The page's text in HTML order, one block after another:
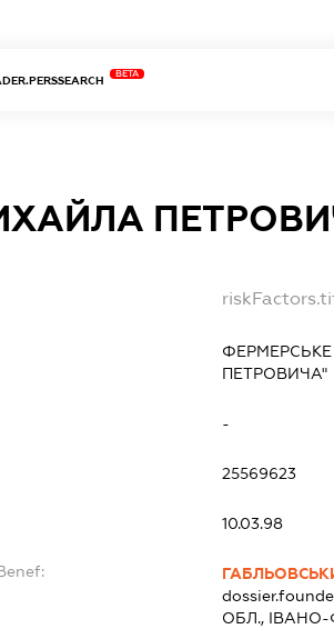
BETA
ПЕТРОВИЧА"
-
25569623
10.03.98
ОБЛ.,